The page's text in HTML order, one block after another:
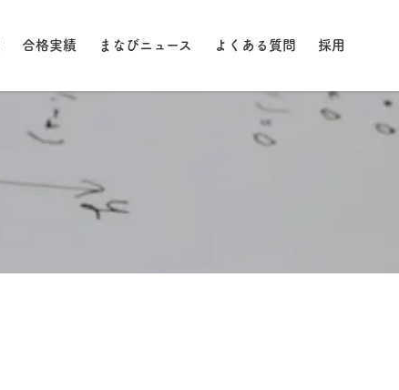
合格実績 まなびニュース よくある質問 採用